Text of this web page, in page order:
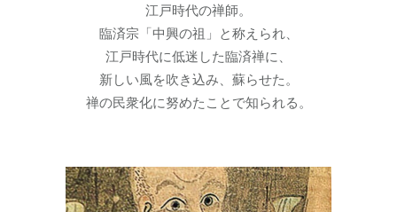
江戸時代の禅師。
臨済宗「中興の祖」と称えられ、
江戸時代に低迷した臨済禅に、
新しい風を吹き込み、蘇らせた。
禅の民衆化に努めたことで知られる。